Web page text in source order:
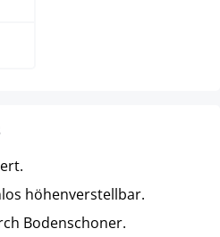
höhenverstellbar.
Bodenschoner.